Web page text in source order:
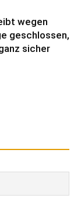
wegen
geschlossen,
sicher